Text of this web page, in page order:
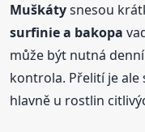
Muškátysnesou
surfinie a bakopa
může být nutná
kontrola. Přelití je ale
hlavně u rostlin